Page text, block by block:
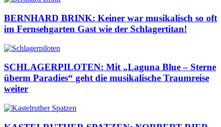
BERNHARD BRINK: Keiner war musikalisch so oft
im Fernsehgarten Gast wie der Schlagertitan!
SCHLAGERPILOTEN: Mit „Laguna Blue – Sterne
überm Paradies“ geht die musikalische Traumreise
weiter